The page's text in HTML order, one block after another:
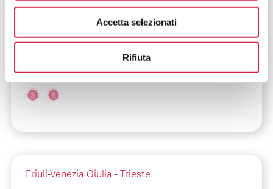
Accetta selezionati
Rifiuta
Azienda Sanitaria Universitaria
Giuliano Isontina – Ospedale di
Monfalcone
Via Galvani, 1
Friuli-Venezia Giulia - Trieste